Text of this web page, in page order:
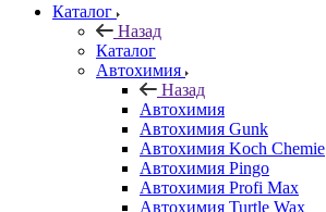
Каталог
Назад
Каталог
Автохимия
Назад
Автохимия
Автохимия Gunk
Автохимия Koch Chemie
Автохимия Pingo
Автохимия Profi Max
Автохимия Turtle Wax